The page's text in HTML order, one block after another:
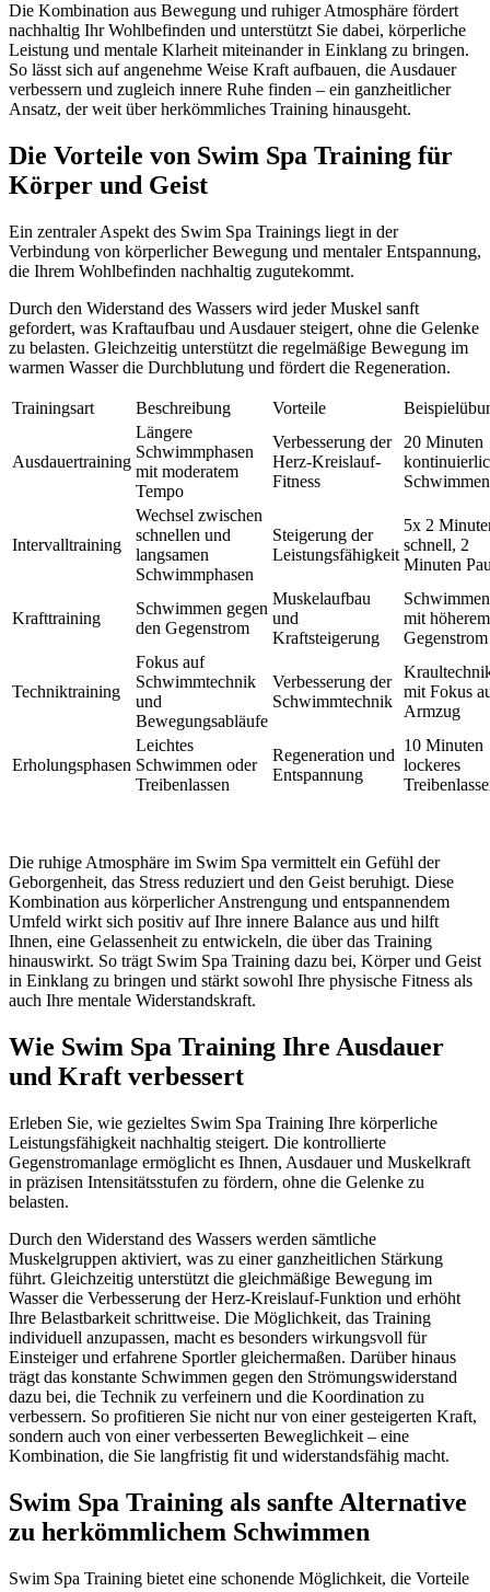
Die Kombination aus Bewegung und ruhiger Atmosphäre fördert
nachhaltig Ihr Wohlbefinden und unterstützt Sie dabei, körperliche
Leistung und mentale Klarheit miteinander in Einklang zu bringen.
So lässt sich auf angenehme Weise Kraft aufbauen, die Ausdauer
verbessern und zugleich innere Ruhe finden – ein ganzheitlicher
Ansatz, der weit über herkömmliches Training hinausgeht.
Die Vorteile von Swim Spa Training für
Körper und Geist
Ein zentraler Aspekt des Swim Spa Trainings liegt in der
Verbindung von körperlicher Bewegung und mentaler Entspannung,
die Ihrem Wohlbefinden nachhaltig zugutekommt.
Durch den Widerstand des Wassers wird jeder Muskel sanft
gefordert, was Kraftaufbau und Ausdauer steigert, ohne die Gelenke
zu belasten. Gleichzeitig unterstützt die regelmäßige Bewegung im
warmen Wasser die Durchblutung und fördert die Regeneration.
Trainingsart Beschreibung Vorteile
Ausdauertraining
Längere
Schwimmphasen
mit moderatem
Tempo
Verbesserung der
Herz-Kreislauf-
Fitness
20 Minuten
Schwimmen
Intervalltraining
Wechsel zwischen
schnellen und
langsamen
Schwimmphasen
Steigerung der
Leistungsfähigkeit
5x 2
schnell, 2
Minuten
Krafttraining
Schwimmen gegen
den Gegenstrom
Muskelaufbau
und
Kraftsteigerung
Schwimmen
mit höherem
Gegenstrom
Techniktraining
Fokus auf
Schwimmtechnik
und
Bewegungsabläufe
Verbesserung der
Schwimmtechnik
mit Fokus
Armzug
Erholungsphasen
Leichtes
Schwimmen oder
Treibenlassen
Regeneration und
Entspannung
10 Minuten
lockeres
Die ruhige Atmosphäre im Swim Spa vermittelt ein Gefühl der
Geborgenheit, das Stress reduziert und den Geist beruhigt. Diese
Kombination aus körperlicher Anstrengung und entspannendem
Umfeld wirkt sich positiv auf Ihre innere Balance aus und hilft
Ihnen, eine Gelassenheit zu entwickeln, die über das Training
hinauswirkt. So trägt Swim Spa Training dazu bei, Körper und Geist
in Einklang zu bringen und stärkt sowohl Ihre physische Fitness als
auch Ihre mentale Widerstandskraft.
Wie Swim Spa Training Ihre Ausdauer
und Kraft verbessert
Erleben Sie, wie gezieltes Swim Spa Training Ihre körperliche
Leistungsfähigkeit nachhaltig steigert. Die kontrollierte
Gegenstromanlage ermöglicht es Ihnen, Ausdauer und Muskelkraft
in präzisen Intensitätsstufen zu fördern, ohne die Gelenke zu
belasten.
Durch den Widerstand des Wassers werden sämtliche
Muskelgruppen aktiviert, was zu einer ganzheitlichen Stärkung
führt. Gleichzeitig unterstützt die gleichmäßige Bewegung im
Wasser die Verbesserung der Herz-Kreislauf-Funktion und erhöht
Ihre Belastbarkeit schrittweise. Die Möglichkeit, das Training
individuell anzupassen, macht es besonders wirkungsvoll für
Einsteiger und erfahrene Sportler gleichermaßen. Darüber hinaus
trägt das konstante Schwimmen gegen den Strömungswiderstand
dazu bei, die Technik zu verfeinern und die Koordination zu
verbessern. So profitieren Sie nicht nur von einer gesteigerten Kraft,
sondern auch von einer verbesserten Beweglichkeit – eine
Kombination, die Sie langfristig fit und widerstandsfähig macht.
Swim Spa Training als sanfte Alternative
zu herkömmlichem Schwimmen
Swim Spa Training bietet eine schonende Möglichkeit, die Vorteile